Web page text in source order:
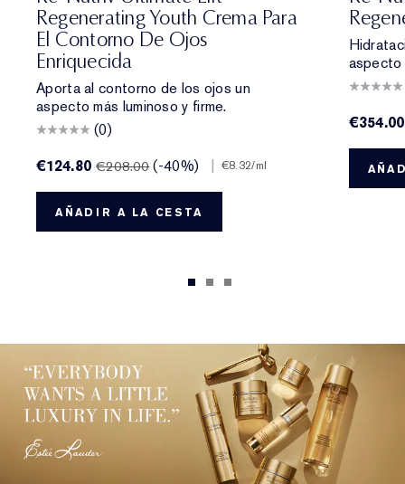
Regenerating Youth Crema Para
El Contorno De Ojos
Enriquecida
Aporta al contorno de los ojos un
aspecto más luminoso y firme.
(0)
€124.80€208.00 (-40%) €8.32/ml
AÑADIR A LA CESTA
aspecto
€354.00